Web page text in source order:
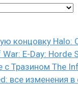
концовку Halo:
E-Day: Horde
с Тразином The
все изменения